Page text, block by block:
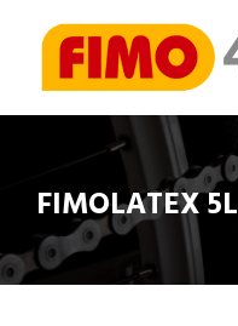
FIMOLATEX 5L